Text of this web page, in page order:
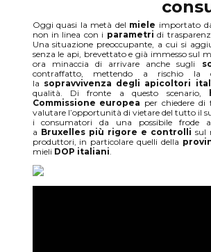
Oggi quasi la metà del miele importato
non in linea con i parametri di
Una situazione preoccupante, a cui si
senza le api, brevettato e già immesso sul
ora minaccia di arrivare anche sugli
contraffatto, mettendo a rischio la
la sopravvivenza degli apicoltori
qualità. Di fronte a questo scenario,
Commissione europea per chiedere di
valutare l’opportunità di vietare del tutto il
i consumatori da una possibile frode
a Bruxelles più rigore e controlli sul
produttori, in particolare quelli della
mieli DOP italiani.